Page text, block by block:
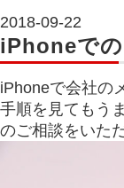
2018-09-22
iPhoneで
iPhoneで会社の
手順を見てもう
のご相談をいた